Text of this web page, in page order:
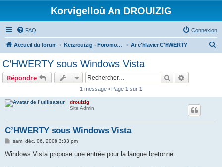
Korvigelloù An DROUIZIG
FAQ Connexion
Accueil du forum Kerzrouizig - Foromoù An Drouizig Ar c'hlavier C'HWERTY
C’HWERTY sous Windows Vista
Répondre Rechercher
1 message • Page 1 sur 1
drouizig
Site Admin
C’HWERTY sous Windows Vista
M
s
sam. déc. 06, 2008 3:33 pm
Windows Vista propose une entrée pour la langue bretonne.